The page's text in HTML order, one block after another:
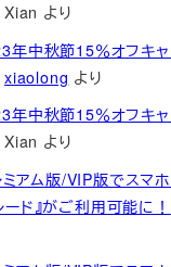
Xian より
年中秋節15％オフキ
xiaolong より
年中秋節15％オフキ
Xian より
アム版/VIP版でスマホ
ド』がご利用可能に！